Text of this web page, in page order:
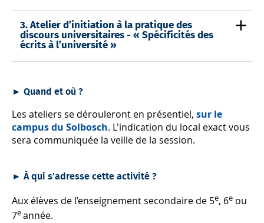
3. Atelier d’initiation à la pratique des
discours universitaires - « Spécificités des
écrits à l’université »
► Quand et où ?
Les ateliers se dérouleront en présentiel, sur le
campus du Solbosch. L'indication du local exact vous
sera communiquée la veille de la session.
► À qui s'adresse cette activité ?
Aux élèves de l’enseignement secondaire de 5e, 6e ou
7eannée.